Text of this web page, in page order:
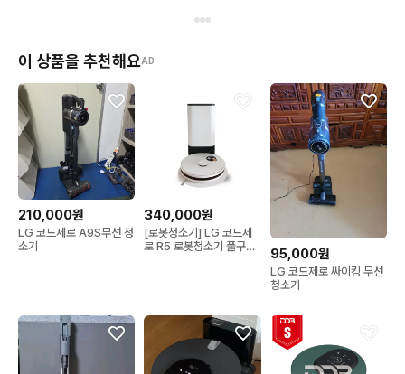
🔥 좋은 상품은 먼저 오시는 분이 가져갑니다!
이 상품을 추천해요AD
210,000원
LG 코드제로 A9S무선 청
소기
340,000원
[로봇청소기] LG 코드제
로 R5 로봇청소기 풀구성
95,000원
LG 코드제로 싸이킹 무선
청소기